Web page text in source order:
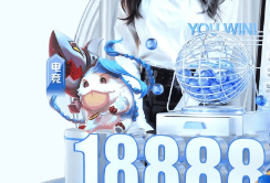
网站星空真人
星空真人>产品中心>拉手系列>精
同类推荐